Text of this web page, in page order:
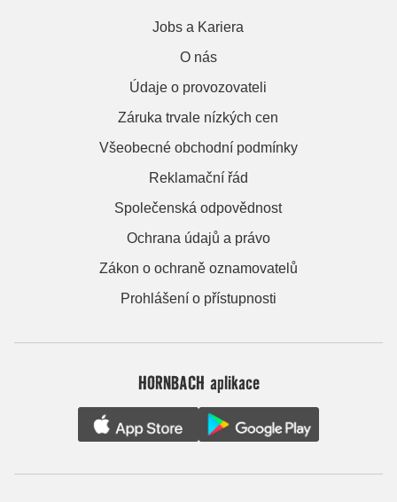
Jobs a Kariera
O nás
Údaje o provozovateli
Záruka trvale nízkých cen
Všeobecné obchodní podmínky
Reklamační řád
Společenská odpovědnost
Ochrana údajů a právo
Zákon o ochraně oznamovatelů
Prohlášení o přístupnosti
HORNBACH aplikace